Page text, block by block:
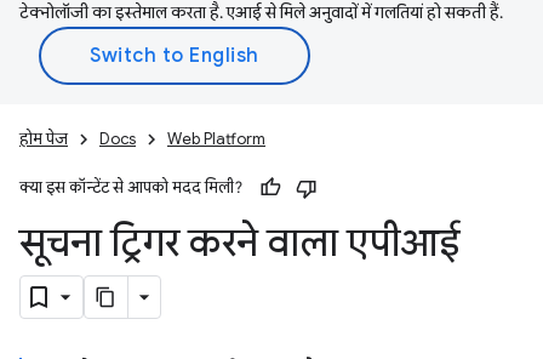
टेक्नोलॉजी का इस्तेमाल करता है. एआई से मिले अनुवादों में गलतियां हो सकती हैं.
होम पेज Docs Web Platform
क्या इस कॉन्टेंट से आपको मदद मिली?
सूचना ट्रिगर करने वाला एपीआई